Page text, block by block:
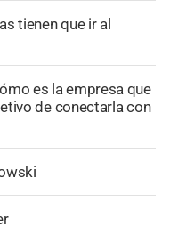
tienen que ir al
es la empresa que
de conectarla con